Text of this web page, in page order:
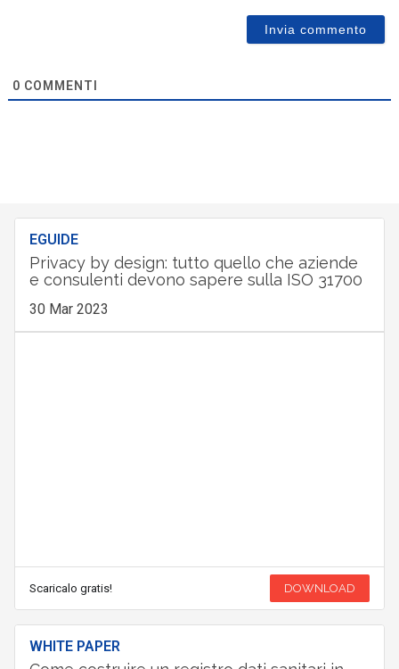
0 COMMENTI
EGUIDE
Privacy by design: tutto quello che aziende
e consulenti devono sapere sulla ISO 31700
30 Mar 2023
Scaricalo gratis! DOWNLOAD
WHITE PAPER